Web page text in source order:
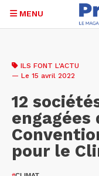
contenu
MENU
ILS FONT L'ACTU
— Le 15 avril 2022
12
engagées
pour le